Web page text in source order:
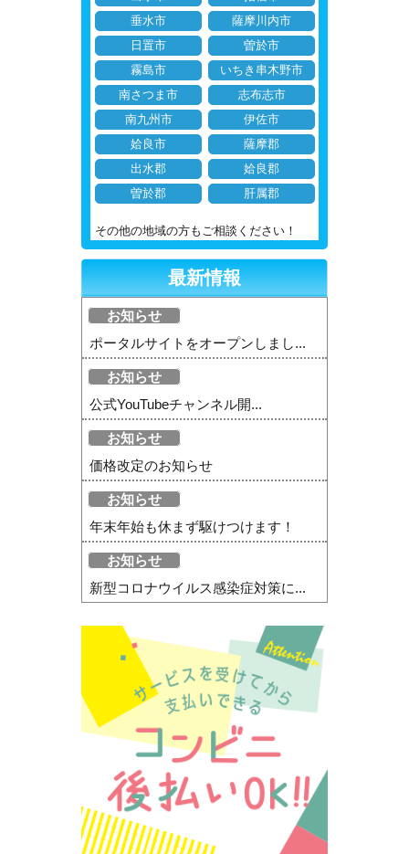
垂水市
薩摩川内市
日置市
曽於市
霧島市
いちき串木野市
南さつま市
志布志市
南九州市
伊佐市
姶良市
薩摩郡
出水郡
姶良郡
曽於郡
肝属郡
その他の地域の方もご相談ください！
最新情報
お知らせ
ポータルサイトをオープンしまし...
お知らせ
公式YouTubeチャンネル開...
お知らせ
価格改定のお知らせ
お知らせ
年末年始も休まず駆けつけます！
お知らせ
新型コロナウイルス感染症対策に...